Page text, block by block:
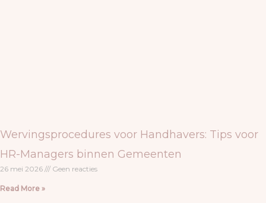
Wervingsprocedures voor Handhavers: Tips voor
HR-Managers binnen Gemeenten
26 mei 2026 Geen reacties
Read More »